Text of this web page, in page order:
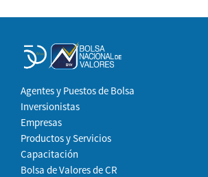
Agentes y Puestos de Bolsa
Inversionistas
Empresas
Productos y Servicios
Capacitación
Bolsa de Valores de CR